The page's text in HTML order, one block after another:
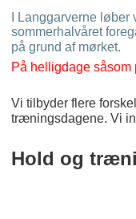
I Langgarverne
sommerhalvåret
på grund af mørket.
På helligdage
Vi tilbyder flere
træningsdagene. Vi
Hold og